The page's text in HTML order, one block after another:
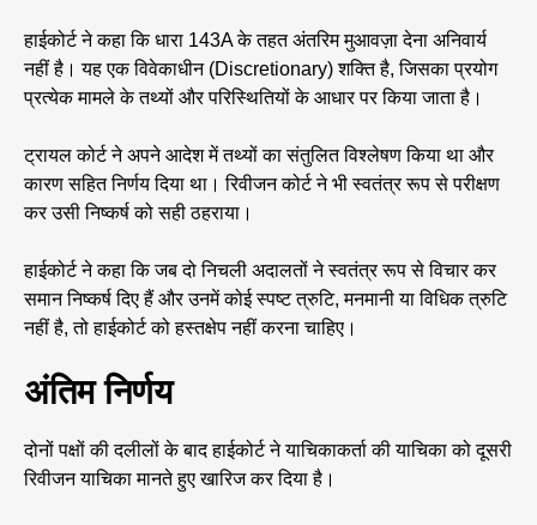
हाईकोर्ट ने कहा कि धारा 143A के तहत अंतरिम मुआवज़ा देना अनिवार्य
नहीं है। यह एक विवेकाधीन (Discretionary) शक्ति है, जिसका प्रयोग
प्रत्येक मामले के तथ्यों और परिस्थितियों के आधार पर किया जाता है।
ट्रायल कोर्ट ने अपने आदेश में तथ्यों का संतुलित विश्लेषण किया था और
कारण सहित निर्णय दिया था। रिवीजन कोर्ट ने भी स्वतंत्र रूप से परीक्षण
कर उसी निष्कर्ष को सही ठहराया।
हाईकोर्ट ने कहा कि जब दो निचली अदालतों ने स्वतंत्र रूप से विचार कर
समान निष्कर्ष दिए हैं और उनमें कोई स्पष्ट त्रुटि, मनमानी या विधिक त्रुटि
नहीं है, तो हाईकोर्ट को हस्तक्षेप नहीं करना चाहिए।
अंतिम निर्णय
दोनों पक्षों की दलीलों के बाद हाईकोर्ट ने याचिकाकर्ता की याचिका को दूसरी
रिवीजन याचिका मानते हुए खारिज कर दिया है।